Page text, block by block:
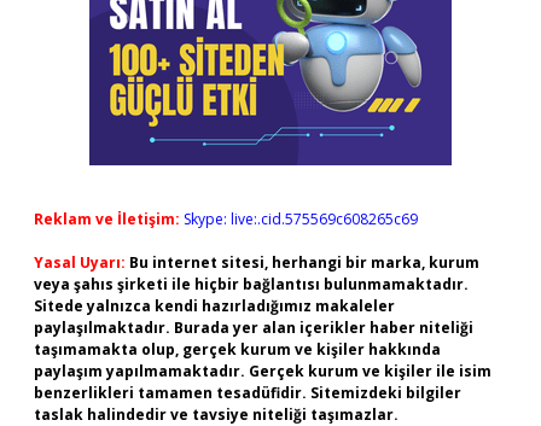
Reklam ve İletişim: Skype: live:.cid.575569c608265c69
Yasal Uyarı: Bu internet sitesi, herhangi bir marka, kurum
veya şahıs şirketi ile hiçbir bağlantısı bulunmamaktadır.
Sitede yalnızca kendi hazırladığımız makaleler
paylaşılmaktadır. Burada yer alan içerikler haber niteliği
taşımamakta olup, gerçek kurum ve kişiler hakkında
paylaşım yapılmamaktadır. Gerçek kurum ve kişiler ile isim
benzerlikleri tamamen tesadüfidir. Sitemizdeki bilgiler
taslak halindedir ve tavsiye niteliği taşımazlar.